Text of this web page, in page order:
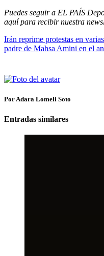
Puedes seguir a EL PAÍS
aquí para recibirnuestra
Irán reprime protestas en
padre de Mahsa Amini en el
Por Adara Lomeli Soto
Entradas similares